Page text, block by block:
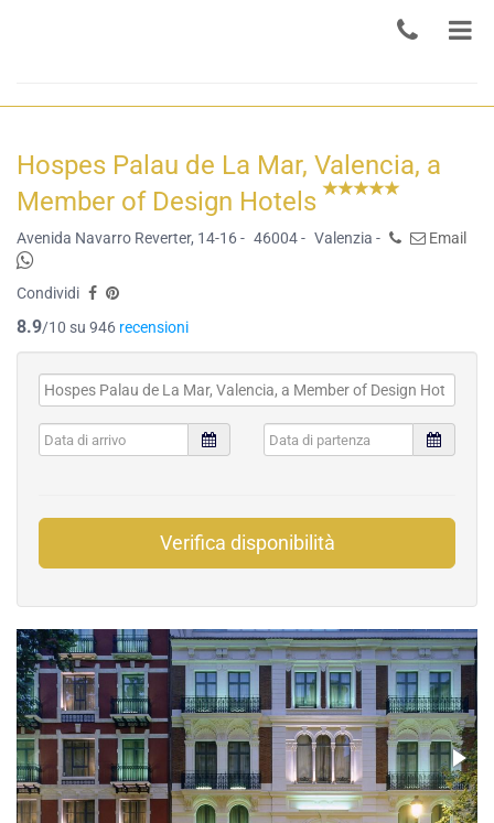
Hospes Palau de La Mar, Valencia, a
Member of Design Hotels
Avenida Navarro Reverter, 14-16 - 46004 - Valenzia - Email
Condividi
8.9/10 su 946 recensioni
Verifica disponibilità